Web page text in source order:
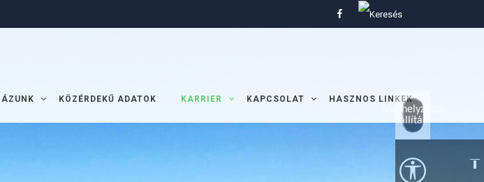
KÖZÉRDEKŰ ADATOK KARRIER KAPCSOLAT HASZNOS LINKEK
Alaphelyzetbe
állítás